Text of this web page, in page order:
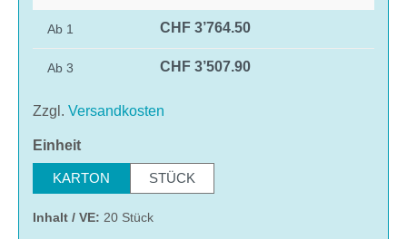
Ab 1 CHF 3’764.50
Ab 3 CHF 3’507.90
Zzgl. Versandkosten
Einheitauswählen
KARTON STÜCK
Inhalt / VE: 20 Stück